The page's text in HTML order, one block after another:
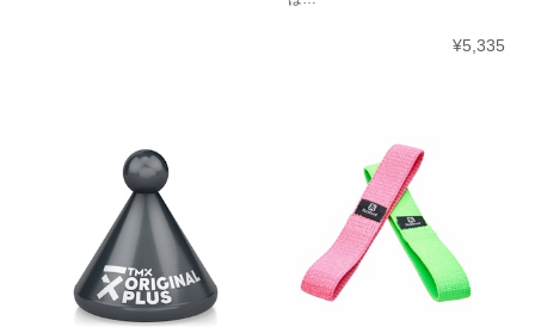
¥5,335